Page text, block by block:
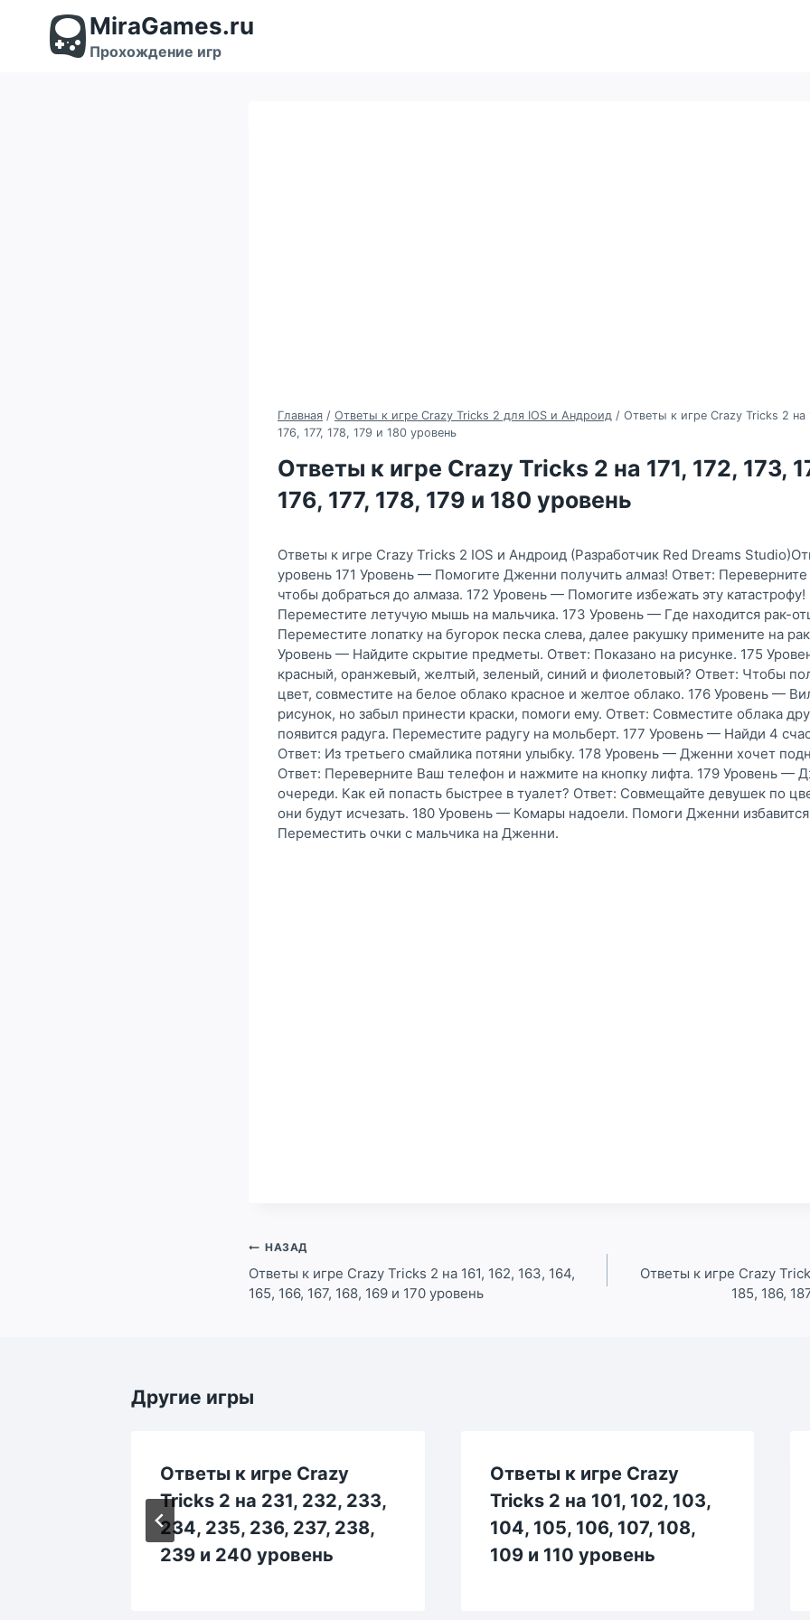
содержимому
MiraGames.ru
Прохождение игр
Главная / Ответы к игре Crazy Tricks 2 для IOS и Андроид / Ответы к игре Crazy Tricks 2 на
176, 177, 178, 179 и 180 уровень
Ответы к игре Crazy Tricks 2 на 171, 172, 173,
176, 177, 178, 179 и 180 уровень
Ответы к игре Crazy Tricks 2 IOS и Андроид (Разработчик Red Dreams
уровень 171 Уровень — Помогите Дженни получить алмаз! Ответ:
чтобы добраться до алмаза. 172 Уровень — Помогите избежать эту катастрофу!
Переместите летучую мышь на мальчика. 173 Уровень — Где находится рак-
Переместите лопатку на бугорок песка слева, далее ракушку примените на
Уровень — Найдите скрытие предметы. Ответ: Показано на рисунке. 175
красный, оранжевый, желтый, зеленый, синий и фиолетовый? Ответ: Чтобы
цвет, совместите на белое облако красное и желтое облако. 176 Уровень —
рисунок, но забыл принести краски, помоги ему. Ответ: Совместите облака
появится радуга. Переместите радугу на мольберт. 177 Уровень — Найди 4
Ответ: Из третьего смайлика потяни улыбку. 178 Уровень — Дженни хочет
Ответ: Переверните Ваш телефон и нажмите на кнопку лифта. 179 Уровень —
очереди. Как ей попасть быстрее в туалет? Ответ: Совмещайте девушек по
они будут исчезать. 180 Уровень — Комары надоели. Помоги Дженни
Переместить очки с мальчика на Дженни.
Навигация
по
записям
НАЗАД
Ответы к игре Crazy Tricks 2 на 161, 162, 163, 164,
165, 166, 167, 168, 169 и 170 уровень
Ответы к игре Crazy
185, 186,
Другие игры
Ответы к игре Crazy
Tricks 2 на 231, 232, 233,
234, 235, 236, 237, 238,
239 и 240 уровень
Ответы к игре Crazy
Tricks 2 на 101, 102, 103,
104, 105, 106, 107, 108,
109 и 110 уровень